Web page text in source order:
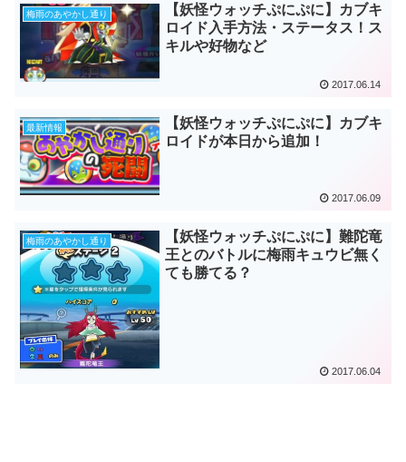
梅雨のあやかし通り
【妖怪ウォッチぷにぷに】カブキ
ロイド入手方法・ステータス！ス
キルや好物など
2017.06.14
最新情報
【妖怪ウォッチぷにぷに】カブキ
ロイドが本日から追加！
2017.06.09
梅雨のあやかし通り
【妖怪ウォッチぷにぷに】難陀竜
王とのバトルに梅雨キュウビ無く
ても勝てる？
2017.06.04